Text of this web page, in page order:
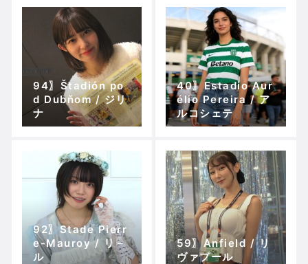
94〗Štadión po
d Dubňom / ジリ
ナ
40〗Estadio Aur
élio Pereira / ア
ルコシェテ
92〗Stade Pierr
e-Mauroy / リ－
ル
59〗Anfield / リ
ヴァプール